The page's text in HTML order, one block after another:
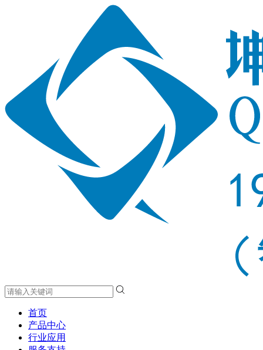
首页
产品中心
行业应用